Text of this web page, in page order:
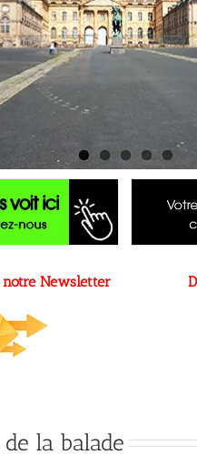
Newsletter
la balade